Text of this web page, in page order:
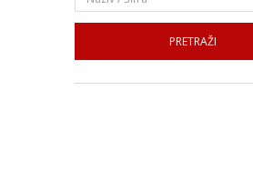
PRETRAŽI